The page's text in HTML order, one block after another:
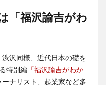
「福沢諭吉がわ
沢同様、近代日本の礎を
特別編 「福沢諭吉がわか
ナリスト、起業家など多